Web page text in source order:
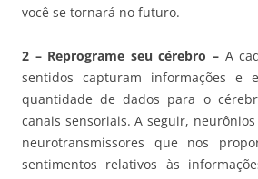
você se tornará no futuro.
2 – Reprograme seu cérebro – A
sentidos capturam informações e
quantidade de dados para o
canais sensoriais. A seguir,
neurotransmissores que nos
sentimentos relativos às